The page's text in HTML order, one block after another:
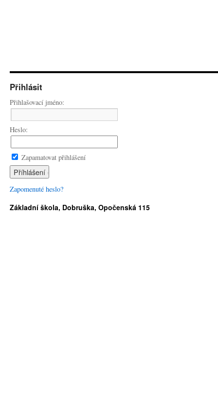
Přihlásit
Přihlašovací jméno:
Heslo:
Zapamatovat přihlášení
Zapomenuté heslo?
Základní škola, Dobruška, Opočenská 115